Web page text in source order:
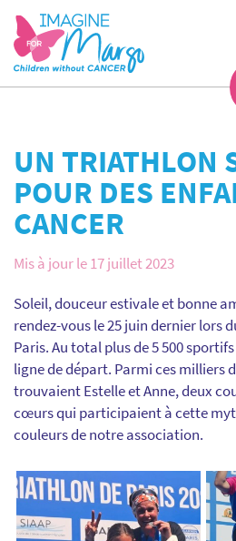
UN TRIATHLON
POUR DES
CANCER
Mis à jour le 17 juillet 2023
Soleil, douceur estivale et bonne
rendez-vous le 25 juin dernier lors
Paris. Au total plus de 5 500
ligne de départ. Parmi ces milliers
trouvaient Estelle et Anne, deux
cœurs qui participaient à cette
couleurs de notre association.